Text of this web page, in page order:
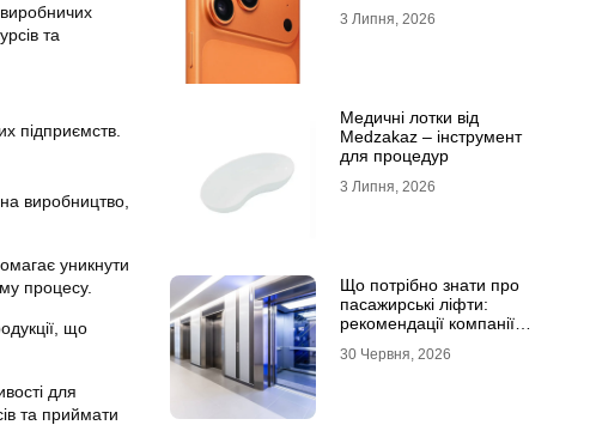
виробничих
та
підприємств.
виробництво,
уникнути
процесу.
що
для
та приймати
3 Липня, 2026
Медичні лотки від
Medzakaz – інструмент
для процедур
3 Липня, 2026
Що потрібно знати про
пасажирські ліфти:
рекомендації компанії
30 Червня, 2026